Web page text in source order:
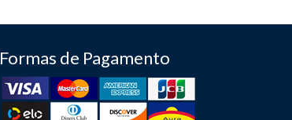
Formas de Pagamento